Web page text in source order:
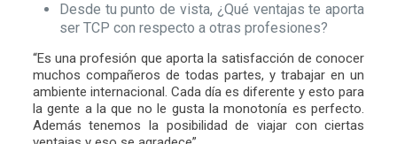
Desde tu punto de vista, ¿Qué ventajas te aporta
ser TCP con respecto a otras profesiones?
“Es una profesión que aporta la satisfacción de conocer
muchos compañeros de todas partes, y trabajar en un
ambiente internacional. Cada día es diferente y esto para
la gente a la que no le gusta la monotonía es perfecto.
Además tenemos la posibilidad de viajar con ciertas